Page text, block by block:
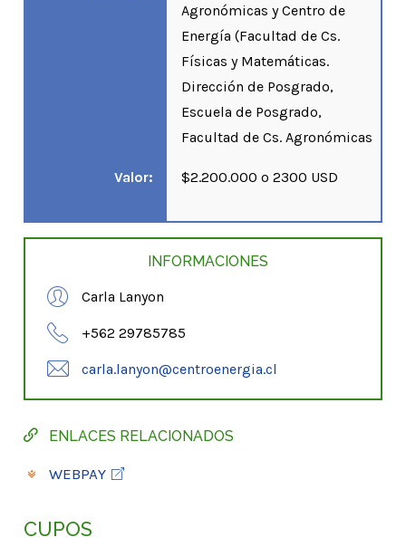
Agronómicas y Centro de
Energía (Facultad de Cs.
Físicas y Matemáticas.
Dirección de Posgrado,
Escuela de Posgrado,
Facultad de Cs. Agronómicas
Valor: $2.200.000 o 2300 USD
INFORMACIONES
Carla Lanyon
+562 29785785
carla.lanyon@centroenergia.cl
ENLACES RELACIONADOS
WEBPAY
CUPOS